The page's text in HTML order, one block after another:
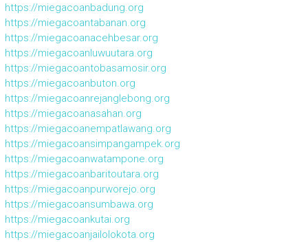
https://miegacoanbadung.org
https://miegacoantabanan.org
https://miegacoanacehbesar.org
https://miegacoanluwuutara.org
https://miegacoantobasamosir.org
https://miegacoanbuton.org
https://miegacoanrejanglebong.org
https://miegacoanasahan.org
https://miegacoanempatlawang.org
https://miegacoansimpangampek.org
https://miegacoanwatampone.org
https://miegacoanbaritoutara.org
https://miegacoanpurworejo.org
https://miegacoansumbawa.org
https://miegacoankutai.org
https://miegacoanjailolokota.org